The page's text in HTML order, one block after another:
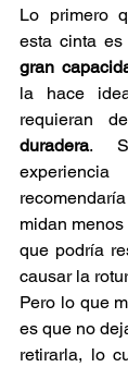
Lo primero
esta cinta
gran
la hace
requieran
duradera.
midan
que podría
causar la
Pero lo que
es que no
retirarla, lo